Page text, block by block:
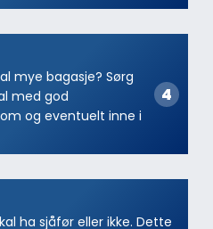
mye bagasje? Sørg
med god
og eventuelt inne i
ha sjåfør eller ikke. Dette